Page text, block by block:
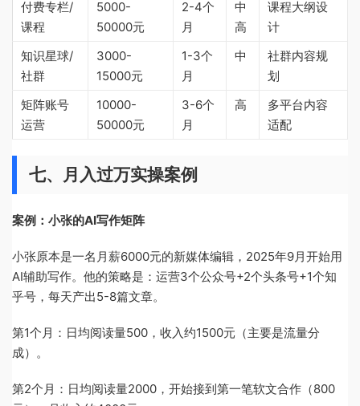
付费专栏/
课程
5000-
50000元
2-4个
月
中
高
课程大纲设
计
知识星球/
社群
3000-
15000元
1-3个
月
中
社群内容规
划
矩阵账号
运营
10000-
50000元
3-6个
月
高
多平台内容
适配
七、月入过万实操案例
案例：小张的AI写作矩阵
小张原本是一名月薪6000元的新媒体编辑，2025年9月开始用
AI辅助写作。他的策略是：运营3个公众号+2个头条号+1个知
乎号，每天产出5-8篇文章。
第1个月：日均阅读量500，收入约1500元（主要是流量分
成）。
第2个月：日均阅读量2000，开始接到第一笔软文合作（800